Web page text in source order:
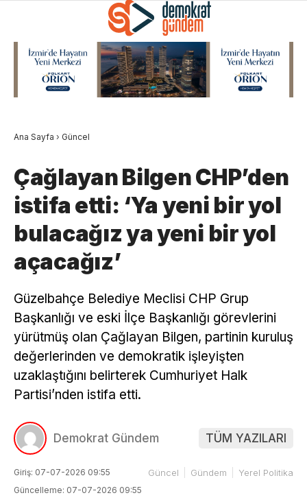
Ana Sayfa › Güncel
Çağlayan Bilgen CHP’den
istifa etti: ‘Ya yeni bir yol
bulacağız ya yeni bir yol
açacağız’
Güzelbahçe Belediye Meclisi CHP Grup
Başkanlığı ve eski İlçe Başkanlığı görevlerini
yürütmüş olan Çağlayan Bilgen, partinin kuruluş
değerlerinden ve demokratik işleyişten
uzaklaştığını belirterek Cumhuriyet Halk
Partisi’nden istifa etti.
Demokrat Gündem TÜM YAZILARI
Giriş: 07-07-2026 09:55
Güncelleme: 07-07-2026 09:55
Güncel Gündem Yerel Politika